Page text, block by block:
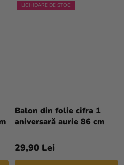
LICHIDARE DE STOC
Balon din folie cifra 1
aniversară aurie 86 cm
29,90 Lei